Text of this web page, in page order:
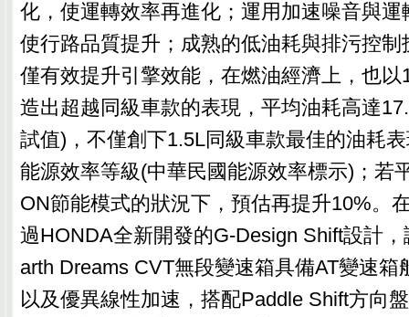
化，使運轉效率再進化；運用加速噪音與
使行路品質提升；成熟的低油耗與排污控
僅有效提升引擎效能，在燃油經濟上，也以
造出超越同級車款的表現，平均油耗高達
試值)，不僅創下1.5L同級車款最佳的油耗
能源效率等級(中華民國能源效率標示)；若
ON節能模式的狀況下，預估再提升10%。
過HONDA全新開發的G-Design Shift設計
arth Dreams CVT無段變速箱具備AT變速箱
以及優異線性加速，搭配Paddle Shift方向